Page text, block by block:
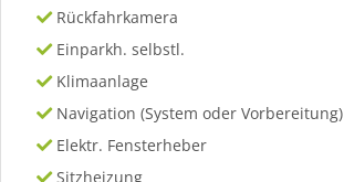
Rückfahrkamera
Einparkh. selbstl.
Klimaanlage
Navigation (System oder Vorbereitung)
Elektr. Fensterheber
Sitzheizung